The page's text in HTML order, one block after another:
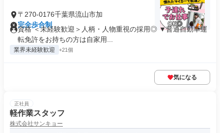
〒270-0176千葉県流山市加
完全歩合制
資格 ＜未経験歓迎＞人柄・人物重視の採用◎ ▼普通自動車運
転免許をお持ちの方は自家用...
業界未経験歓迎 +21個
気になる
正社員
軽作業スタッフ
株式会社サンキョー